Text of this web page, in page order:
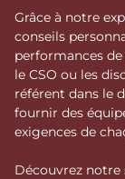
Grâce à notre
conseils
performances
le CSO ou les
référent dans le
fournir des
exigences de
Découvrez notre